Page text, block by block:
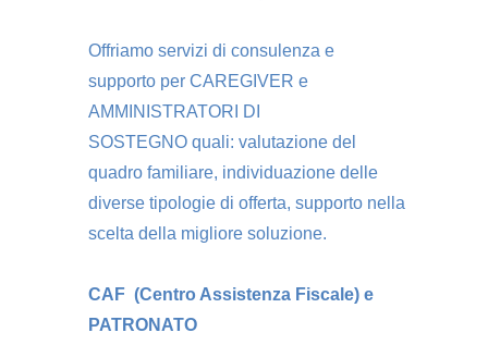
Offriamo servizi di consulenza e
supporto per CAREGIVER e
AMMINISTRATORI DI
SOSTEGNO quali: valutazione del
quadro familiare, individuazione delle
diverse tipologie di offerta, supporto nella
scelta della migliore soluzione.
CAF (Centro Assistenza Fiscale) e
PATRONATO